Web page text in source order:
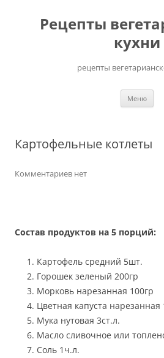
Рецепты
кухни
рецепты
Меню
Картофельные котлеты
Комментариев нет
Состав продуктов на 5 порций:
Картофель средний 5шт.
Горошек зеленый 200гр
Морковь нарезанная 100гр
Цветная капуста нарезанная
Мука нутовая 3ст.л.
Масло сливочное или
Соль 1ч.л.